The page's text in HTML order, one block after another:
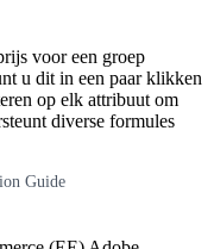
voor een groep
u dit in een paar klikken
op elk attribuut om
diverse formules
Guide